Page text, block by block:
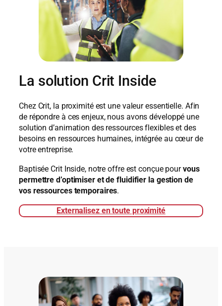
La solution Crit Inside
Chez Crit, la proximité est une valeur essentielle. Afin
de répondre à ces enjeux, nous avons développé une
solution d’animation des ressources flexibles et des
besoins en ressources humaines, intégrée au cœur de
votre entreprise.
Baptisée Crit Inside, notre offre est conçue pourvous
permettre d’optimiser et de fluidifier la gestion de
vos ressources temporaires.
Externalisez en toute proximité